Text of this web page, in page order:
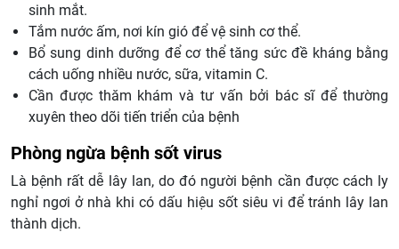
sinh mắt.
Tắm nước ấm, nơi kín gió để vệ sinh cơ thể.
Bổ sung dinh dưỡng để cơ thể tăng sức đề kháng bằng
cách uống nhiều nước, sữa, vitamin C.
Cần được thăm khám và tư vấn bởi bác sĩ để thường
xuyên theo dõi tiến triển của bệnh
Phòng ngừa bệnh sốt virus
Là bệnh rất dễ lây lan, do đó người bệnh cần được cách ly
nghỉ ngơi ở nhà khi có dấu hiệu sốt siêu vi để tránh lây lan
thành dịch.